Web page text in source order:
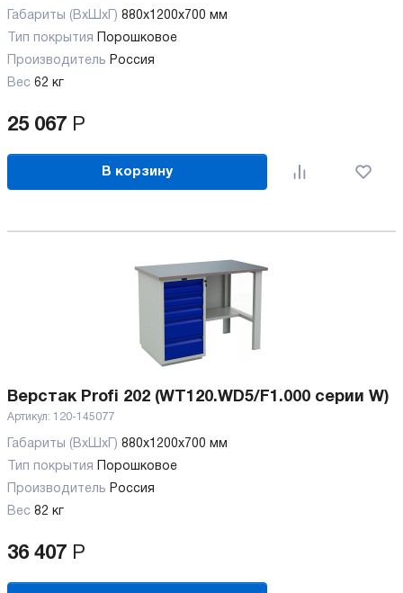
Габариты (ВхШхГ) 880x1200x700 мм
Тип покрытия
Порошковое
Производитель Россия
Вес 62 кг
25 067 Р
В корзину
Верстак Profi 202 (WT120.WD5/F1.000 серии W)
Артикул: 120-145077
Габариты (ВхШхГ) 880x1200x700 мм
Тип покрытия
Порошковое
Производитель Россия
Вес 82 кг
36 407 Р